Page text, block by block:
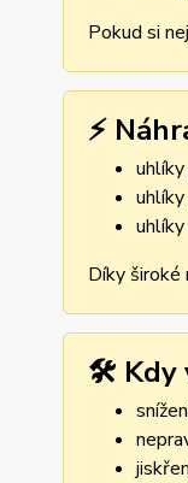
Pokud si
⚡
Díky široké
🛠️ Kdy